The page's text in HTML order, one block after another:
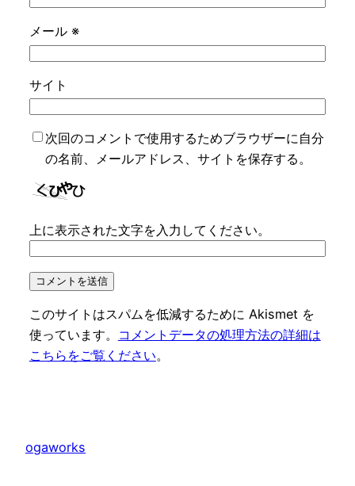
メール ※
サイト
次回のコメントで使用するためブラウザーに自分
の名前、メールアドレス、サイトを保存する。
上に表示された文字を入力してください。
このサイトはスパムを低減するために Akismet を
使っています。
コメントデータの処理方法の詳細は
こちらをご覧ください。
ogaworks